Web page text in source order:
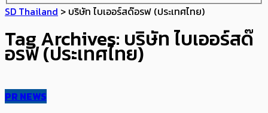
SD Thailand > บริษัท ไบเออร์สด๊อรฟ (ประเทศไทย)
Tag Archives: บริษัท ไบเออร์สด๊
อรฟ (ประเทศไทย)
PR NEWS